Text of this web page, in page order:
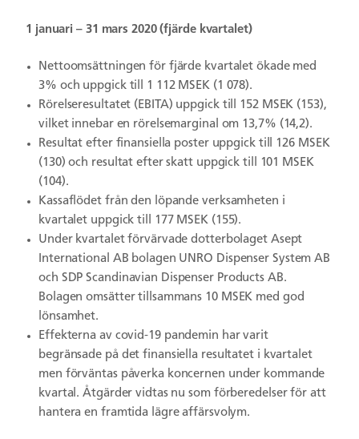
1 januari – 31 mars 2020 (fjärde kvartalet)
Nettoomsättningen för fjärde kvartalet ökade med
3% och uppgick till 1 112 MSEK (1 078).
Rörelseresultatet (EBITA) uppgick till 152 MSEK (153),
vilket innebar en rörelsemarginal om 13,7% (14,2).
Resultat efter finansiella poster uppgick till 126 MSEK
(130) och resultat efter skatt uppgick till 101 MSEK
(104).
Kassaflödet från den löpande verksamheten i
kvartalet uppgicktill 177 MSEK (155).
Under kvartalet förvärvade dotterbolaget Asept
International AB bolagen UNRO Dispenser System AB
och SDP Scandinavian Dispenser Products AB.
Bolagen omsätter tillsammans 10 MSEK med god
lönsamhet.
Effekterna av covid-19 pandemin har varit
begränsade på det finansiella resultatet i kvartalet
men förväntas påverka koncernen under kommande
kvartal. Åtgärder vidtas nu som förberedelser för att
hantera en framtida lägre affärsvolym.